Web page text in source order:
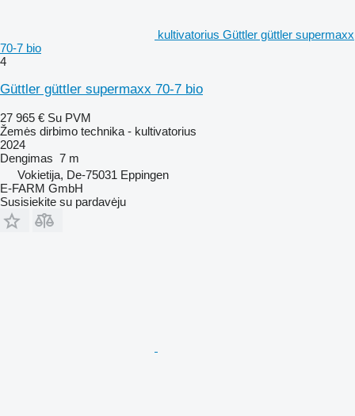
kultivatorius Güttler güttler supermaxx
70-7 bio
4
Güttler güttler supermaxx 70-7 bio
27 965 € Su PVM
Žemės dirbimo technika - kultivatorius
2024
Dengimas 7 m
Vokietija, De-75031 Eppingen
E-FARM GmbH
Susisiekite su pardavėju